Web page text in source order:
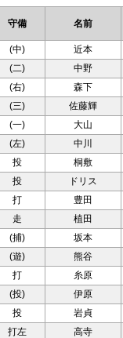
守備 名前
(中)
近本
(二)
中野
(右)
森下
(三)
佐藤輝
(一)
大山
(左)
中川
投
桐敷
投
ドリス
打
豊田
走
植田
(捕)
坂本
(遊)
熊谷
打
糸原
(投)
伊原
投
岩貞
打左
高寺